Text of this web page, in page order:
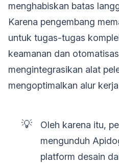
menghabiskan batas
Karena pengembang
untuk tugas-tugas
keamanan dan
mengintegrasikan alat
mengoptimalkan alur
💡
Oleh karena itu,
mengunduh
platform desain